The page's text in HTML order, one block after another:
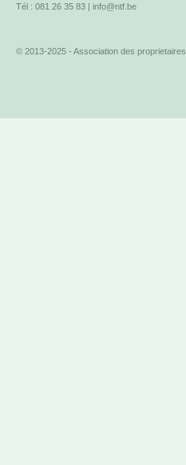
Tél : 081 26 35 83 | info@ntf.be
© 2013-2025 - Association des